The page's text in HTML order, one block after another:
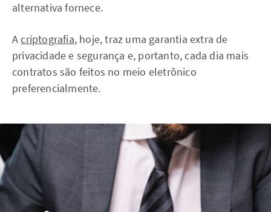
alternativa fornece.
Acriptografia, hoje, traz uma garantia extra de
privacidade e segurança e, portanto, cada dia mais
contratos são feitos no meio eletrônico
preferencialmente.